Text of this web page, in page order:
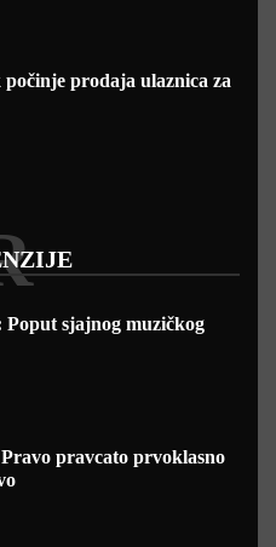
prodaja ulaznica za
Poput sjajnog muzičkog
pravcato prvoklasno